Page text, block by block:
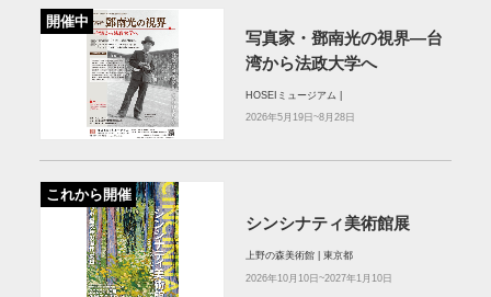
開催中
写真家・鄧南光の視界―台
湾から法政大学へ
HOSEIミュージアム |
2026年5月19日~8月28日
これから開催
シンシナティ美術館展
上野の森美術館 | 東京都
2026年10月10日~2027年1月10日